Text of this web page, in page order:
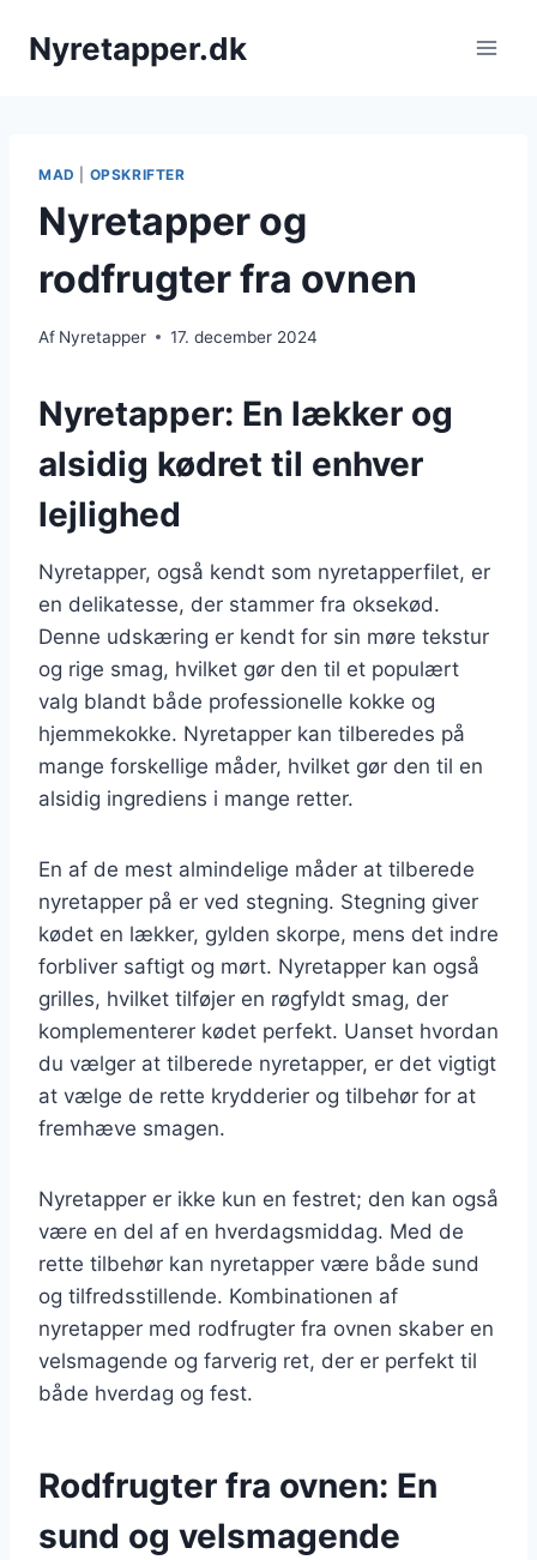
Nyretapper.dk
MAD OPSKRIFTER
Nyretapper og
rodfrugter fra ovnen
Af Nyretapper 17. december 2024
Nyretapper: En lækker og
alsidig kødret til enhver
lejlighed
Nyretapper, også kendt som nyretapperfilet, er
en delikatesse, der stammer fra oksekød.
Denne udskæring er kendt for sin møre tekstur
og rige smag, hvilket gør den til et populært
valg blandt både professionelle kokke og
hjemmekokke. Nyretapper kan tilberedes på
mange forskellige måder, hvilket gør den til en
alsidig ingrediens i mange retter.
En af de mest almindelige måder at tilberede
nyretapper på er ved stegning. Stegning giver
kødet en lækker, gylden skorpe, mens det indre
forbliver saftigt og mørt. Nyretapper kan også
grilles, hvilket tilføjer en røgfyldt smag, der
komplementerer kødet perfekt. Uanset hvordan
du vælger at tilberede nyretapper, er det vigtigt
at vælge de rette krydderier og tilbehør for at
fremhæve smagen.
Nyretapper er ikke kun en festret; den kan også
være en del af en hverdagsmiddag. Med de
rette tilbehør kan nyretapper være både sund
og tilfredsstillende. Kombinationen af
nyretapper med rodfrugter fra ovnen skaber en
velsmagende og farverig ret, der er perfekt til
både hverdag og fest.
Rodfrugter fra ovnen: En
sund og velsmagende